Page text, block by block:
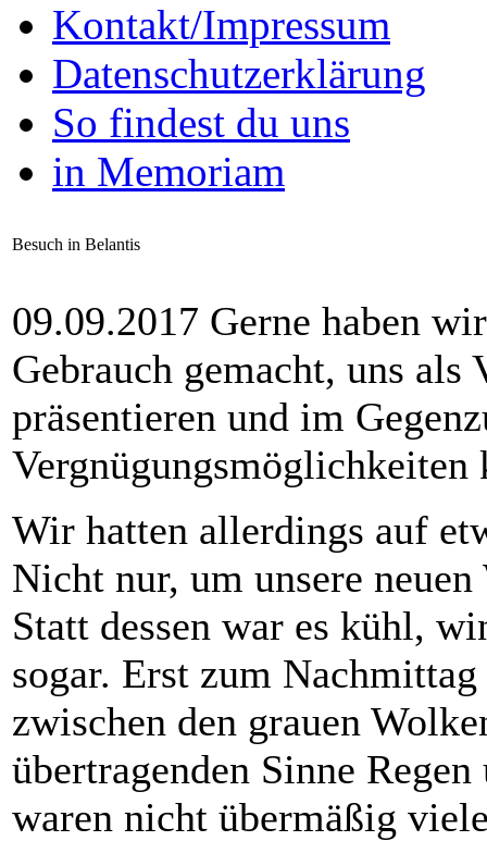
Kontakt/Impressum
Datenschutzerklärung
So findest du uns
in Memoriam
Besuch in Belantis
09.09.2017 Gerne haben
Gebrauch gemacht, uns
präsentieren und im
Vergnügungsmöglichkeiten
Wir hatten allerdings auf
Nicht nur, um unsere
Statt dessen war es kühl,
sogar. Erst zum
zwischen den grauen
übertragenden Sinne
waren nicht übermäßig